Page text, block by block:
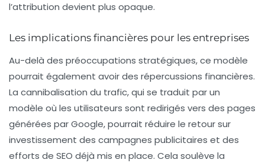
l’attribution devient plus opaque.
Les implications financières pour les entreprises
Au-delà des préoccupations stratégiques, ce modèle
pourrait également avoir des répercussions financières.
La cannibalisation du trafic, qui se traduit par un
modèle où les utilisateurs sont redirigés vers des pages
générées par Google, pourrait réduire le retour sur
investissement des campagnes publicitaires et des
efforts de SEO déjà mis en place. Cela soulève la